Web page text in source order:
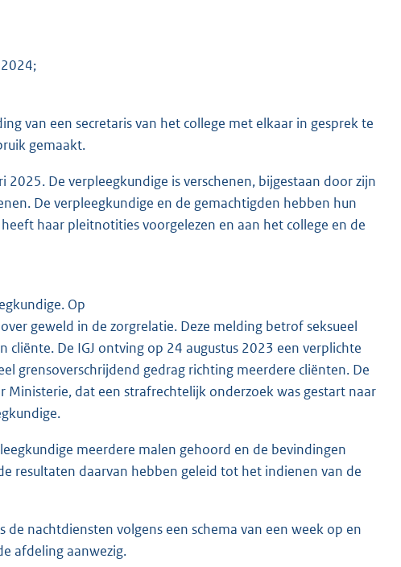
van een secretaris van het college met elkaar in gesprek te
gemaakt.
De verpleegkundige is verschenen, bijgestaan door zijn
De verpleegkundige en de gemachtigden hebben hun
haar pleitnotities voorgelezen en aan het college en de
Op
geweld in de zorgrelatie. Deze melding betrof seksueel
De IGJ ontving op 24 augustus 2023 een verplichte
grensoverschrijdend gedrag richting meerdere cliënten. De
dat een strafrechtelijk onderzoek was gestart naar
meerdere malen gehoord en de bevindingen
resultaten daarvan hebben geleid tot het indienen van de
nachtdiensten volgens een schema van een week op en
afdeling aanwezig.